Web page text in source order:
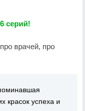
серий!
врачей, про
красок успеха и